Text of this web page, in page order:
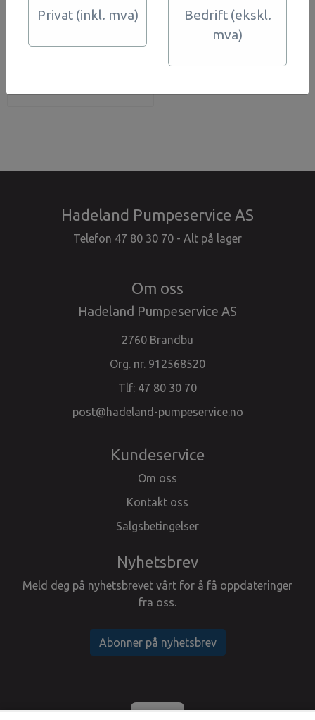
Hadeland Pumpeservice AS
Telefon 47 80 30 70 - Alt på lager
Om oss
Hadeland Pumpeservice AS
2760 Brandbu
Org. nr. 912568520
Tlf: 47 80 30 70
post@hadeland-pumpeservice.no
Kundeservice
Om oss
Kontakt oss
Salgsbetingelser
Nyhetsbrev
Meld deg på nyhetsbrevet vårt for å få oppdateringer
fra oss.
Abonner på nyhetsbrev
Privat (inkl. mva)
Bedrift (ekskl.
mva)